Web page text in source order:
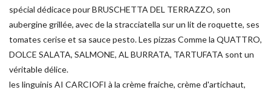
spécial dédicace pour BRUSCHETTA DEL TERRAZZO, son
aubergine grillée, avec de la stracciatella sur un lit de roquette, ses
tomates cerise et sa sauce pesto. Les pizzas Comme la QUATTRO,
DOLCE SALATA, SALMONE, AL BURRATA, TARTUFATA sont un
véritable délice.
les linguinis AI CARCIOFI à la crème fraiche, crème d'artichaut,